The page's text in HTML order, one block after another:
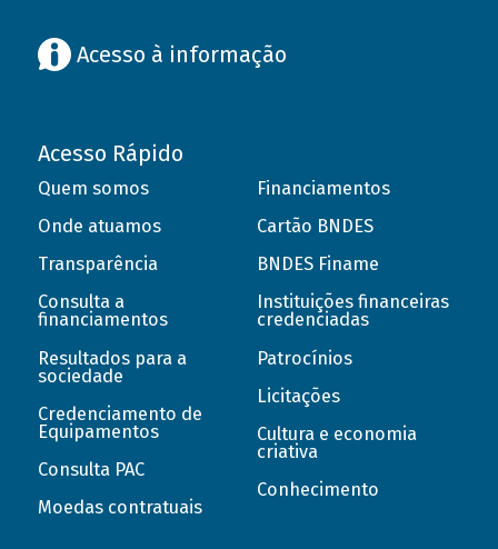
Acesso à informação
Acesso Rápido
Quem somos
Onde atuamos
Transparência
Consulta a
financiamentos
Resultados para a
sociedade
Credenciamento de
Equipamentos
Consulta PAC
Moedas contratuais
Financiamentos
Cartão BNDES
BNDES Finame
Instituições financeiras
credenciadas
Patrocínios
Licitações
Cultura e economia
criativa
Conhecimento